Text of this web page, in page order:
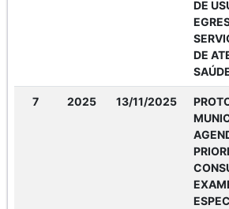
DE
DE
7 2025 13/11/2025